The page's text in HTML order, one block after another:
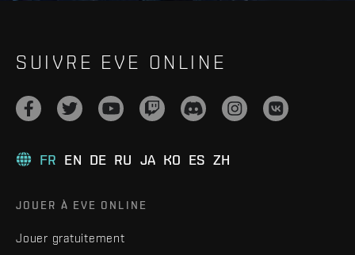
SUIVRE EVE ONLINE
FR EN DE RU JA KO ES ZH
JOUER À EVE ONLINE
Jouer gratuitement